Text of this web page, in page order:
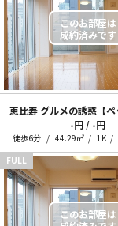
-円 / -円
徒歩6分 44.29㎡ 1K
FULL